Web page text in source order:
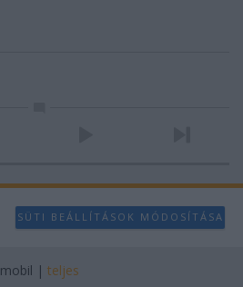
SÜTI BEÁLLÍTÁSOK MÓDOSÍTÁSA
mobil | teljes